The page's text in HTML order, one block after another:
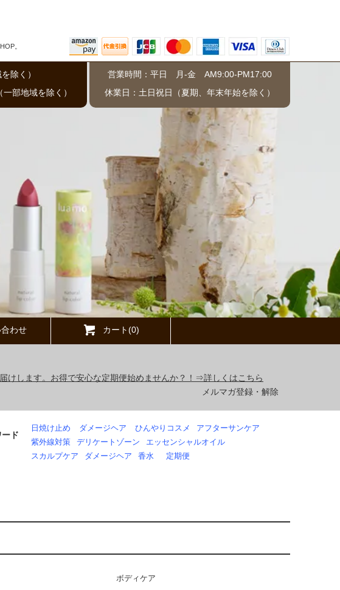
。
除く）
部地域を除く）
営業時間：平日 月-金 AM9:00-PM17:00
休業日：土日祝日（夏期、年末年始を除く）
わせ カート(0)
けします。お得で安心な定期便始めませんか？！⇒詳しくはこちら
メルマガ登録・解除
ド
日焼け止め ダメージヘア ひんやりコスメ
アフターサンケア
紫外線対策
デリケートゾーン
エッセンシャルオイル
スカルプケア
ダメージヘア 香水 定期便
ボディケア